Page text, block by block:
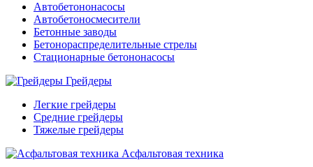
Автобетононасосы
Автобетоносмесители
Бетонные заводы
Бетонораспределительные стрелы
Стационарные бетононасосы
Грейдеры
Легкие грейдеры
Средние грейдеры
Тяжелые грейдеры
Асфальтовая техника